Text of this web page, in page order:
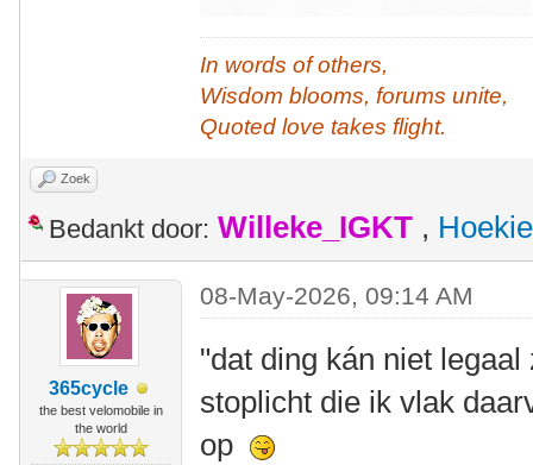
In words of others,
Wisdom blooms, forums unite,
Quoted love takes flight.
Zoek
Bedankt door: Willeke_IGKT , Hoekie
365cycle
the best velomobile in
the world
08-May-2026, 09:14 AM
"dat ding kán niet
stoplicht die ik vlak
op